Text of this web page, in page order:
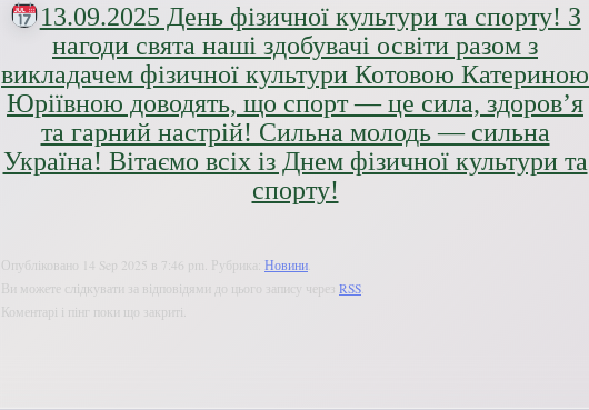
13.09.2025 День фізичної культури та спорту! З
нагоди свята наші здобувачі освіти разом з
викладачем фізичної культури Котовою Катериною
Юріївною доводять, що спорт — це сила, здоров’я
та гарний настрій! Сильна молодь — сильна
Україна! Вітаємо всіх із Днем фізичної культури та
спорту!
Опубліковано 14 Sep 2025 в 7:46 pm. Рубрика: Новини
Ви можете слідкувати за відповідями до цього запису через RSS
Коментарі і пінг поки що закриті.